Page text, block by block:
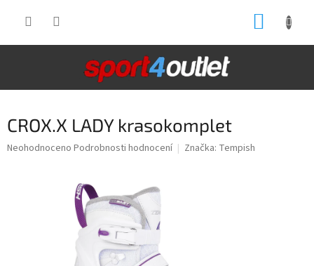
CROX.X LADY krasokomplet
Průměrné
Neohodnoceno Podrobnosti hodnocení Značka: Tempish